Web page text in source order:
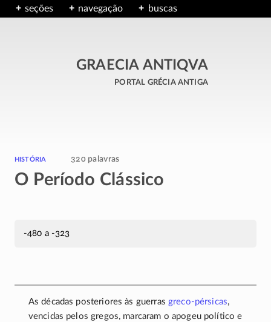
seções navegação buscas
GRAECIA ANTIQVA
portal grécia antiga
história 320 palavras
O Período Clássico
-480 a -323
As décadas posteriores às guerras greco-pérsicas,
vencidas pelos gregos, marcaram o apogeu político e